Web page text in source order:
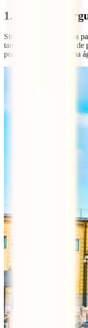
1. Dar um
Sim, como leste, um spa
também pela variedade
pois dar um mergulho na